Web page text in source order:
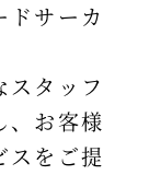
ドサーカ
スタッフ
、お客様
スをご提